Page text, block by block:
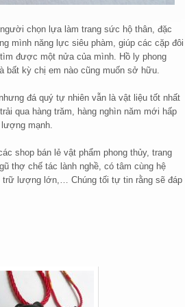
chọn lựa làm trang sức hộ thân, đặc
mình năng lực siêu phàm, giúp các cặp đôi
được một nửa của mình. Hồ ly phong
kỳ chị em nào cũng muốn sở hữu.
đá quý tự nhiên vẫn là vật liệu tốt nhất
qua hàng trăm, hàng nghìn năm mới hấp
mạnh.
shop bán lẻ vật phẩm phong thủy, trang
thợ chế tác lành nghề, có tâm cùng hệ
trữ lượng lớn,… Chúng tối tự tin rằng sẽ đáp